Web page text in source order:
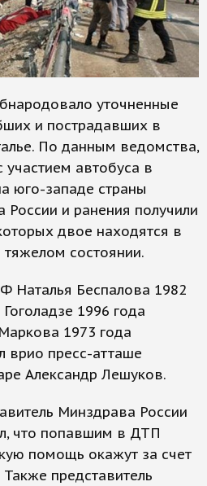
уточненные
и пострадавших в
По данным ведомства,
участием автобуса в
юго-западе страны
России и ранения получили
двое находятся в
состоянии.
Наталья Беспалова 1982
1996 года
1973 года
врио пресс-атташе
Александр Лешуков.
Минздрава России
что попавшим в ДТП
помощь окажут за счет
представитель